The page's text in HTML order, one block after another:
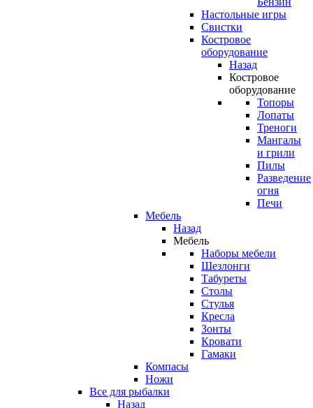
Настольные игры
Свистки
Костровое
оборудование
Назад
Костровое
оборудование
Топоры
Лопаты
Треноги
Мангалы
и грили
Пилы
Разведение
огня
Печи
Мебель
Назад
Мебель
Наборы мебели
Шезлонги
Табуреты
Столы
Стулья
Кресла
Зонты
Кровати
Гамаки
Компасы
Ножи
Все для рыбалки
Назад